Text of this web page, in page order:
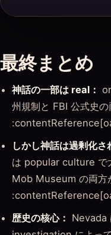
最終まとめ
神話の一部は real：
州規制と FBI 公式史の
しかし神話は過剰化さ
は popular culture で
Mob Museum の両方
歴史の核心： Nevada